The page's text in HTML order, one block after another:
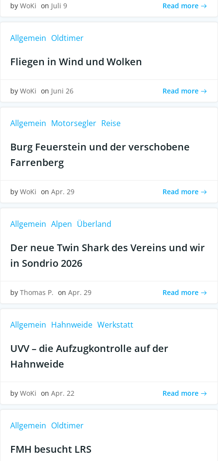
by WoKi on Juli 9 Read more
Allgemein Oldtimer
Fliegen in Wind und Wolken
by WoKi on Juni 26 Read more
Allgemein Motorsegler Reise
Burg Feuerstein und der verschobene
Farrenberg
by WoKi on Apr. 29 Read more
Allgemein Alpen Überland
Der neue Twin Shark des Vereins und wir
in Sondrio 2026
by Thomas P. on Apr. 29 Read more
Allgemein Hahnweide Werkstatt
UVV – die Aufzugkontrolle auf der
Hahnweide
by WoKi on Apr. 22 Read more
Allgemein Oldtimer
FMH besucht LRS